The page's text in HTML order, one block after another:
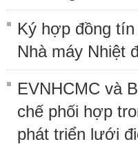
Ký hợp đồng
Nhà máy Nhiệt
EVNHCMC và
chế phối hợp
phát triển lưới